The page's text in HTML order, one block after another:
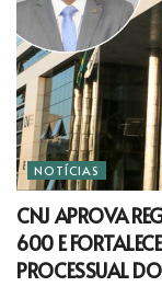
NOTÍCIAS
CNJ APROVA
600 E
PROCESSUAL